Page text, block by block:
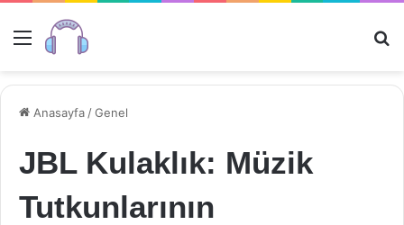
Menü
Anasayfa /Genel
JBL Kulaklık: Müzik
Tutkunlarının